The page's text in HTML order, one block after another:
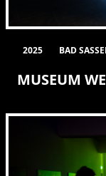
2025 BAD
MUSEUM